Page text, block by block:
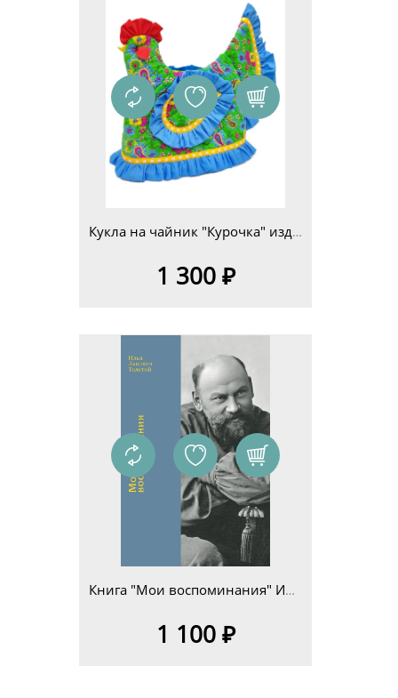
Кукла на чайник "Курочка" изд.4
1 300 ₽
Книга "Мои воспоминания" Илья Львович Толстой
1 100 ₽